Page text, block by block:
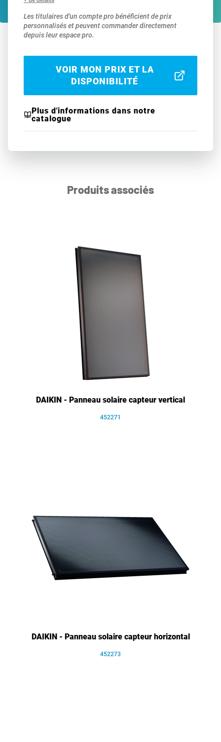
Les titulaires d'un compte pro bénéficient de prix
personnalisés et peuvent commander directement
depuis leur espace pro.
VOIR MON PRIX ET LA
DISPONIBILITÉ
Plus d'informations dans notre
catalogue
Produits associés
DAIKIN - Panneau solaire capteur vertical
452271
DAIKIN - Panneau solaire capteur horizontal
452273